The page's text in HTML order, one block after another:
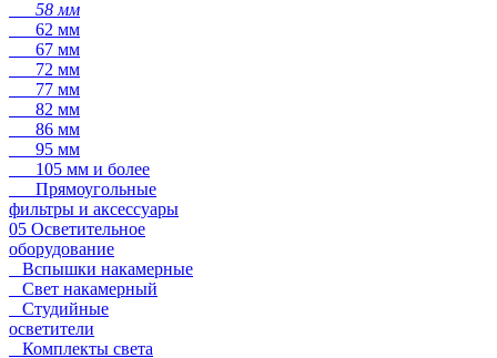
58 мм
62 мм
67 мм
72 мм
77 мм
82 мм
86 мм
95 мм
105 мм и более
Прямоугольные
фильтры и аксессуары
05 Осветительное
оборудование
Вспышки накамерные
Свет накамерный
Студийные
осветители
Комплекты света